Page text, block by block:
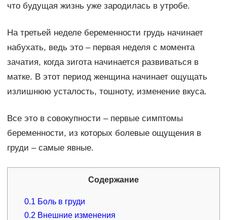
что будущая жизнь уже зародилась в утробе.
На третьей неделе беременности грудь начинает
набухать, ведь это – первая неделя с момента
зачатия, когда зигота начинается развиваться в
матке. В этот период женщина начинает ощущать
излишнюю усталость, тошноту, изменение вкуса.
Все это в совокупности – первые симптомы
беременности, из которых болевые ощущения в
груди – самые явные.
Содержание
0.1 Боль в груди
0.2 Внешние изменения